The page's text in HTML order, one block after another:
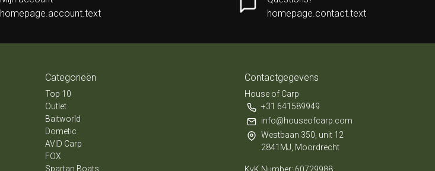
homepage.account.text
homepage.contact.text
Categorieën
Top 10
Outlet
Baitworld
Dometic
AVID Carp
FOX
Spartan Boats
Contactgegevens
House of Carp
+31 641589949
info@houseofcarp.com
Westbaan 350, unit 12
2841MJ, Moordrecht